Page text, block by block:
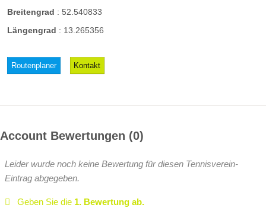
Breitengrad : 52.540833
Längengrad : 13.265356
Routenplaner Kontakt
Account Bewertungen 0
Leider wurde noch keine Bewertung für diesen Tennisverein-
Eintrag abgegeben.
Geben Sie die 1. Bewertung ab.